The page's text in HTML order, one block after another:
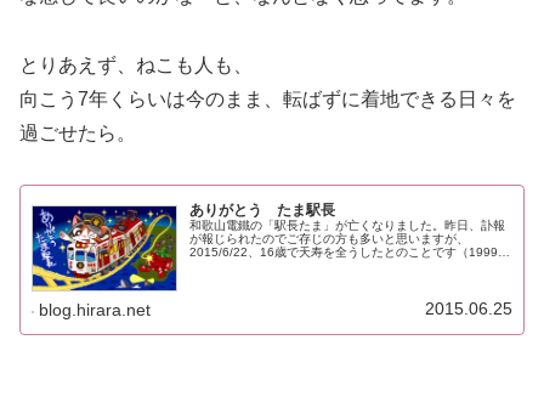
とりあえず、ねこも人も、
向こう7年くらいは今のまま、転ばずに着地できる日々を
過ごせたら。
ありがとう たま駅長
和歌山電鐵の「駅長たま」が亡くなりました。昨日、訃報
が報じられたのでご存じの方も多いと思いますが、
2015/6/22、16歳で天寿を全うしたとのことです（1999年
blog.hirara.net 2015.06.25